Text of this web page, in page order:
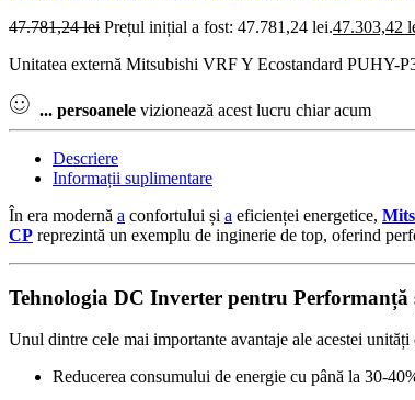
47.781,24lei Prețul inițial a fost: 47.781,24 lei.47.303,42
Unitatea externă Mitsubishi VRF Y Ecostandard PUHY-
... persoanele vizionează acest lucru chiar acum
Descriere
Informații suplimentare
În era modernă a confortului și a eficienței energetice,
CP reprezintă un exemplu de inginerie de top, oferind
Tehnologia DC Inverter pentru Performanță
Unul dintre cele mai importante avantaje ale acestei unități
Reducerea consumului de energie cu până la 30-